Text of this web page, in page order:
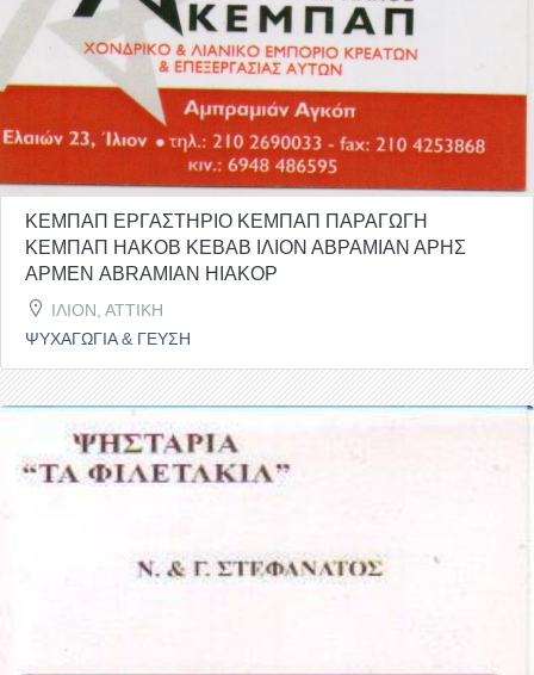
ΚΕΜΠΑΠ ΕΡΓΑΣΤΗΡΙΟ ΚΕΜΠΑΠ ΠΑΡΑΓΩΓΗ
ΚΕΜΠΑΠ HAKOB KEBAB ΙΛΙΟΝ ΑΒΡΑΜΙΑΝ ΑΡΗΣ
ΑΡΜΕΝ ABRAMIAN HIAKOP
ΙΛΙΟΝ, ΑΤΤΙΚΗ
ΨΥΧΑΓΩΓΙΑ & ΓΕΥΣΗ